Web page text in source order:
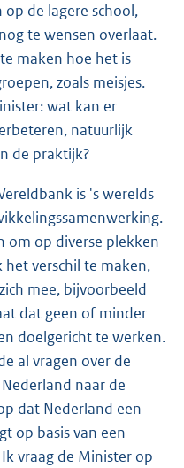
op de lagere school,
te wensen overlaat.
maken hoe het is
zoals meisjes.
wat kan er
natuurlijk
de praktijk?
is 's werelds
om op diverse plekken
verschil te maken,
mee, bijvoorbeeld
dat geen of minder
doelgericht te werken.
al vragen over de
naar de
dat Nederland een
op basis van een
vraag de Minister op